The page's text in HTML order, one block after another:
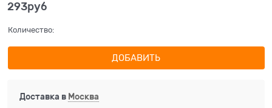
293руб
Количество:
ДОБАВИТЬ
Доставка в Москва